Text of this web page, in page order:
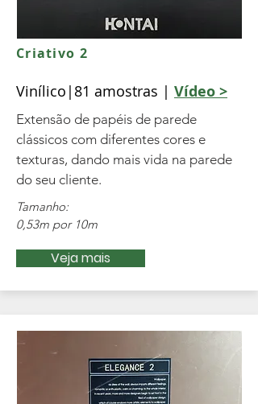
Criativo 2
Vinílico|81 amostras | Vídeo >
Extensão de papéis de parede
clássicos com diferentes cores e
texturas, dando mais vida na parede
do seu cliente.
Tamanho:
0,53m por 10m
Veja mais